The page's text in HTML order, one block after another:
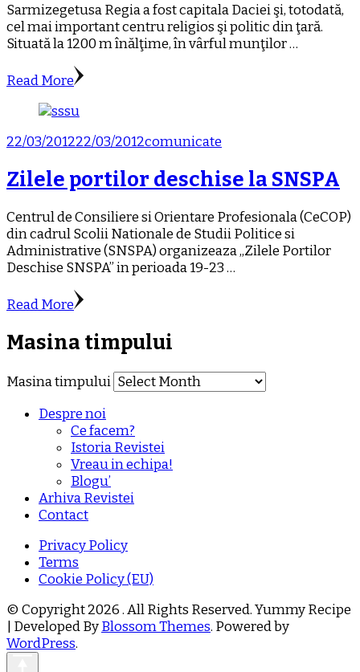
Sarmizegetusa Regia a fost capitala Daciei şi, totodată,
cel mai important centru religios şi politic din ţară.
Situată la 1200 m înălţime, în vârful munţilor …
Read More
22/03/201222/03/2012comunicate
Zilele portilor deschise la SNSPA
Centrul de Consiliere si Orientare Profesionala (CeCOP)
din cadrul Scolii Nationale de Studii Politice si
Administrative (SNSPA) organizeaza ,,Zilele Portilor
Deschise SNSPA” in perioada 19-23 …
Read More
Masina timpului
Masina timpului
Despre noi
Ce facem?
Istoria Revistei
Vreau in echipa!
Blogu’
Arhiva Revistei
Contact
Privacy Policy
Terms
Cookie Policy (EU)
© Copyright 2026. All Rights Reserved.Yummy Recipe
| Developed ByBlossom Themes. Powered by
WordPress.